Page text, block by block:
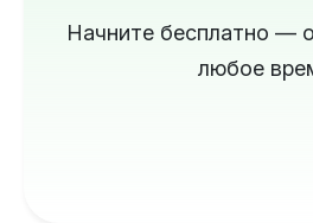
Начните бесплатно —
любое